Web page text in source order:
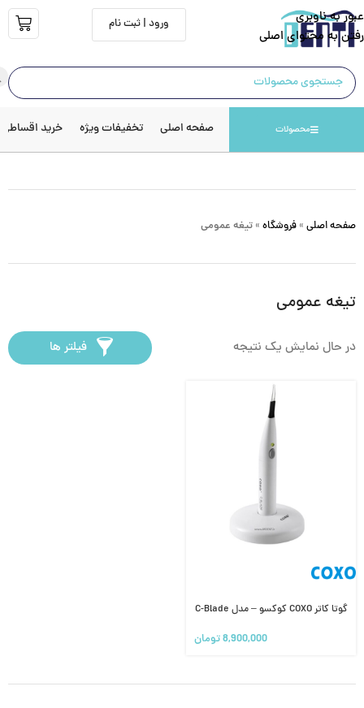
عبور به ناوبری
رفتن به محتوای اصلی
ورود | ثبت نام
محصولات صفحه اصلی تخفیفات ویژه خرید اقساطی
صفحه اصلی » فروشگاه » تیغه عمومی
تیغه عمومی
در حال نمایش یک نتیجه فیلتر ها
گوتا کاتر COXO کوکسو – مدل C-Blade
8,900,000تومان